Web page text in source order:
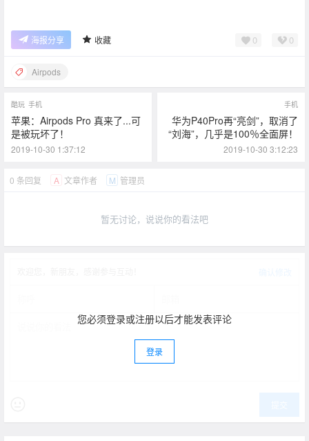
现在就到留言区飙升你的噪音吧！ 那里不降噪。 全系列，
各有妙处。 1. AirPods Pro 可抗汗抗水，适合各种非水上运
标准下达到 IPX4 级别。抗汗抗水功能并非永久有效，防护
性能可能会因日常磨损而下降。请勿为潮湿状态下的 AirPo
ds Pro 充电；请参阅 https://support.apple.com/zh-cn/HT21
0711 了解清洁和干燥说明。充电盒不具备抗汗抗水功能。
2. 标配无线充电盒，无线充电器需另行购买；音频共享功
能支持安装有最新版本 iOS 的 iPhone 8 或更新机型、iPo
ad Pro (第二代或更新机型)、11 英寸 iPad Pro、10.5 英寸 i
ad mini (第五代)。；免费镌刻服务仅于 Apple Store 在线商
店及 Apple 官方微信提供。
海报分享 收藏 0 0
Airpods
酷玩 手机
苹果：Airpods Pro 真来了...可
是被玩坏了！
2019-10-30 1:37:12
手机
华为P40Pro再“亮剑”，取消了
“刘海”，几乎是100％全面屏！
2019-10-30 3:12:23
0 条回复 A 文章作者 M 管理员
暂无讨论，说说你的看法吧
您必须登录或注册以后才能发表评论
登录